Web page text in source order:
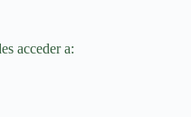
acceder a: